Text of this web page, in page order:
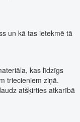
un kā tas ietekmē tā
kas līdzīgs
triecieniem ziņā.
atšķirties atkarībā